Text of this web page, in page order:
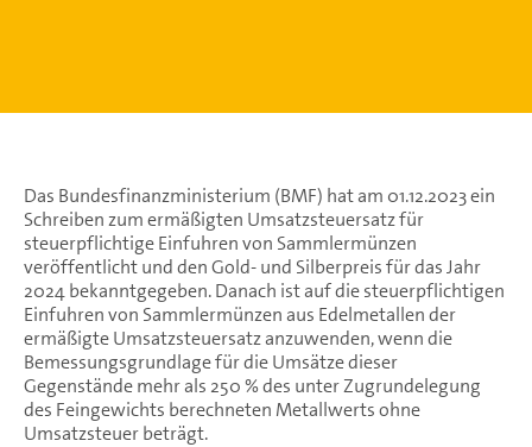
Das Bundesfinanzministerium (BMF) hat am 01.12.2023 ein
Schreiben zum ermäßigten Umsatzsteuersatz für
steuerpflichtige Einfuhren von Sammlermünzen
veröffentlicht und den Gold- und Silberpreis für das Jahr
2024 bekanntgegeben. Danach ist auf die steuerpflichtigen
Einfuhren von Sammlermünzen aus Edelmetallen der
ermäßigte Umsatzsteuersatz anzuwenden, wenn die
Bemessungsgrundlage für die Umsätze dieser
Gegenstände mehr als 250 % des unter Zugrundelegung
des Feingewichts berechneten Metallwerts ohne
Umsatzsteuer beträgt.